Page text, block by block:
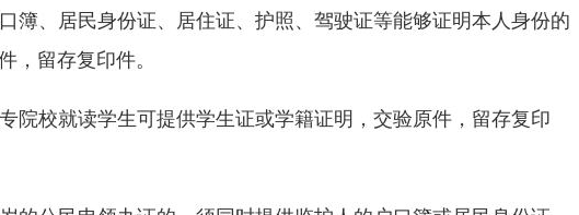
簿、居民身份证、居住证、护照、驾驶证等能够证明本人身份的
，留存复印件。
院校就读学生可提供学生证或学籍证明，交验原件，留存复印